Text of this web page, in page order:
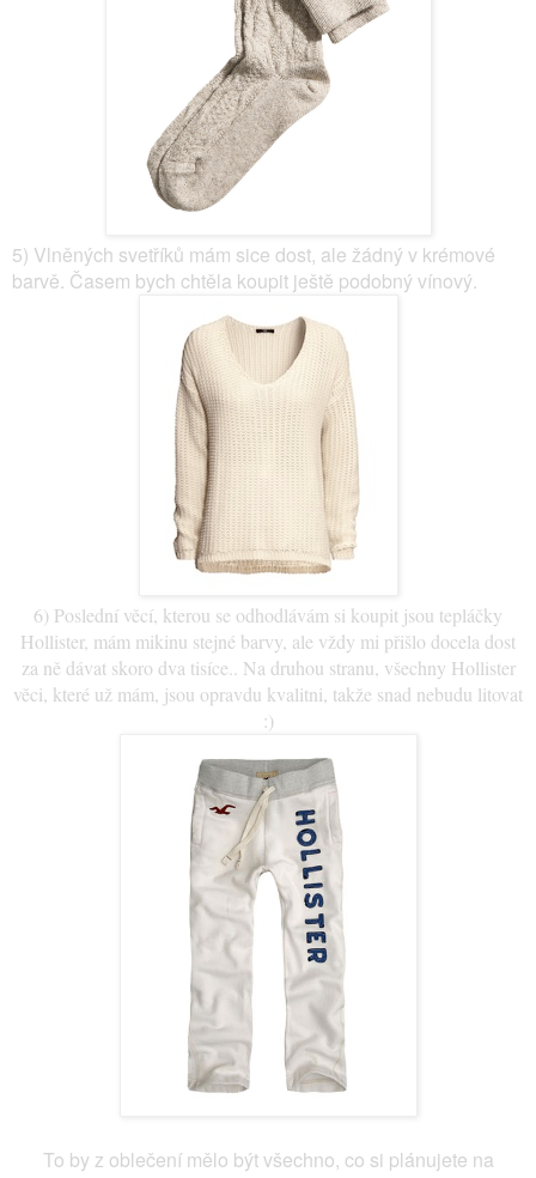
5) Vlněných svetříků mám sice dost, ale žádný v krémové
barvě. Časem bych chtěla koupit ještě podobný vínový.
6) Poslední věcí, kterou se odhodlávám si koupit jsou tepláčky
Hollister, mám mikinu stejné barvy, ale vždy mi přišlo docela dost
za ně dávat skoro dva tisíce.. Na druhou stranu, všechny Hollister
věci, které už mám, jsou opravdu kvalitni, takže snad nebudu litovat
:)
To by z oblečení mělo být všechno, co si plánujete na